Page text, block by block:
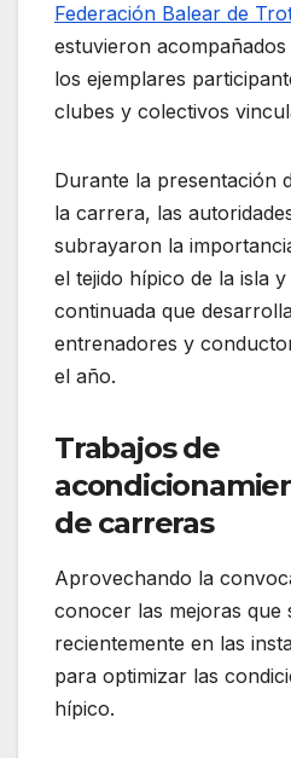
Federación Balear de
estuvieron
los ejemplares
clubes y colectivos
Durante la presentación
la carrera, las
subrayaron la
el tejido hípico de la isla
continuada que
entrenadores y
el año.
Trabajos de
de carreras
Aprovechando la
conocer las mejoras que
recientemente en las
para optimizar las
hípico.